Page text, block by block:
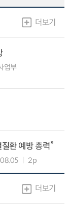
더보기
업부
환 예방 총력”
2p
더보기